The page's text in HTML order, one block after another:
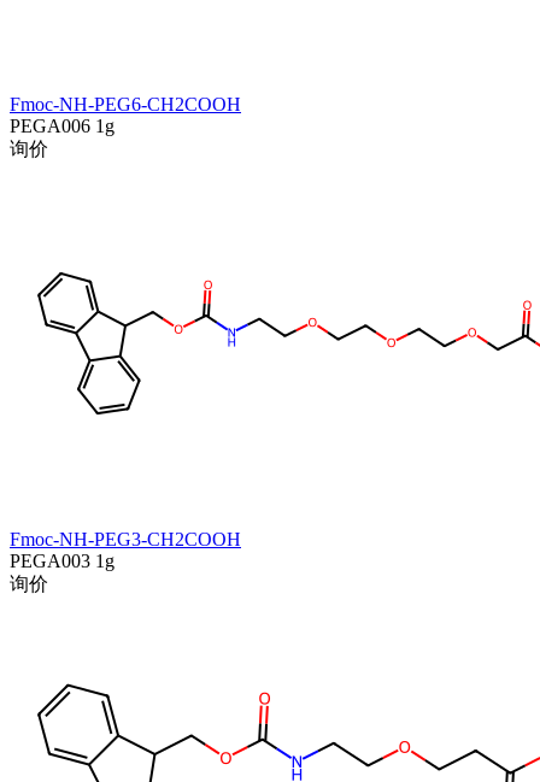
Fmoc-NH-PEG6-CH2COOH
PEGA006 1g
询价
Fmoc-NH-PEG3-CH2COOH
PEGA003 1g
询价